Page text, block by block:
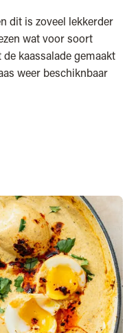
dit is zoveel lekkerder
wat voor soort
kaassalade gemaakt
weer beschiknbaar